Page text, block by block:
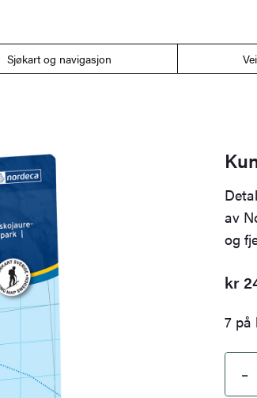
Sjøkart og navigasjon
av
og
kr
7 på
–